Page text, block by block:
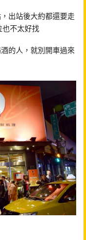
出站後大約都還要走
不太好找
的人，就別開車過來